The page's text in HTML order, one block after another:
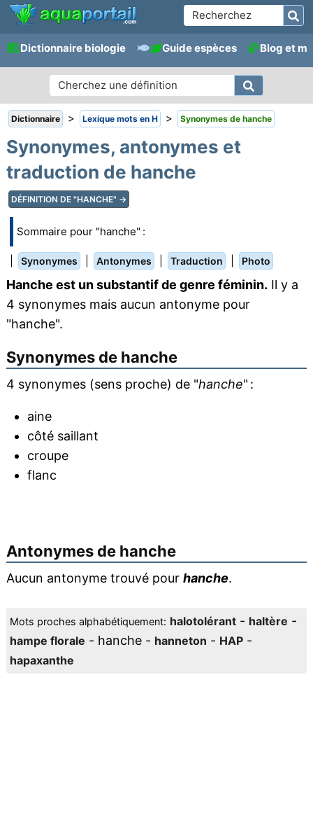
Dictionnaire biologie Guide espèces Blog et
Dictionnaire > Lexique mots en H > Synonymes de hanche
Synonymes, antonymes et
traduction de hanche
DÉFINITION DE "HANCHE" →
Sommaire pour "hanche" :
Synonymes Antonymes Traduction Photo
Hanche est un substantif de genre féminin. Il y a
4 synonymes mais aucun antonyme pour
"hanche".
Synonymes de hanche
4 synonymes (sens proche) de "hanche" :
aine
côté saillant
croupe
flanc
Antonymes de hanche
Aucun antonyme trouvé pour hanche.
Mots proches alphabétiquement: halotolérant- haltère -
hampe florale - hanche - hanneton - HAP-
hapaxanthe